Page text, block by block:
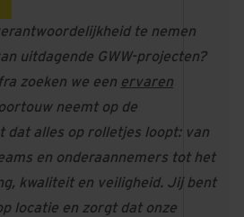
te nemen
uitdagende GWW-projecten?
zoeken we een ervaren
neemt op de
dat alles op rolletjes loopt: van
en onderaannemers tot het
kwaliteit en veiligheid. Jij bent
locatie en zorgt dat onze